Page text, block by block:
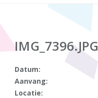
IMG_7396.JPG
Datum:
Aanvang:
Locatie: